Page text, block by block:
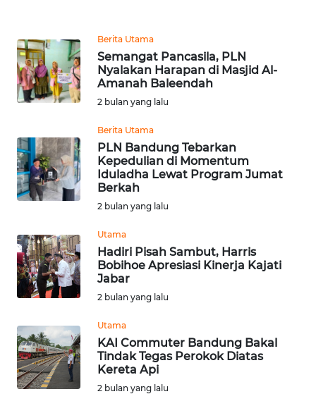
Berita Utama
Semangat Pancasila, PLN
Nyalakan Harapan di Masjid Al-
Amanah Baleendah
2 bulan yang lalu
Berita Utama
PLN Bandung Tebarkan
Kepedulian di Momentum
Iduladha Lewat Program Jumat
Berkah
2 bulan yang lalu
Utama
Hadiri Pisah Sambut, Harris
Bobihoe Apresiasi Kinerja Kajati
Jabar
2 bulan yang lalu
Utama
KAI Commuter Bandung Bakal
Tindak Tegas Perokok Diatas
Kereta Api
2 bulan yang lalu
LAWAS
WN
SUMEDANG
WN
CIANJUR
WN
WN
TANGERANG
BINJAI
WN
CIREBON